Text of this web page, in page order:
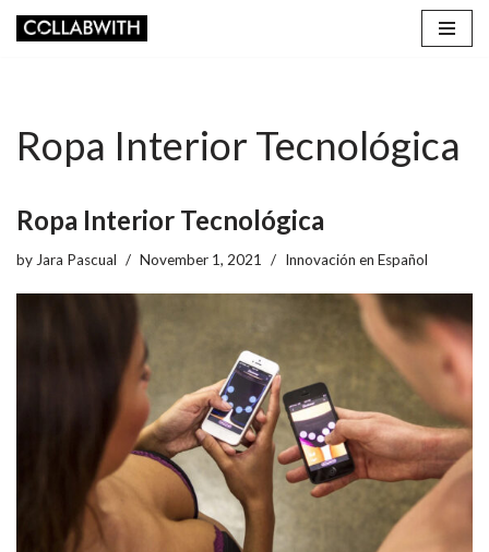
Ropa Interior Tecnológica
Ropa Interior Tecnológica
by Jara Pascual November 1, 2021 Innovación en Español